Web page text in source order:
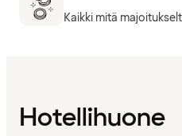
Kaikki mitä
Hotellihuone